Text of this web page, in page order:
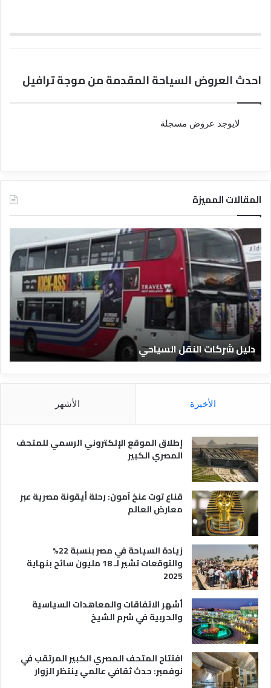
احدث العروض السياحة المقدمة من موجة ترافيل
لايوجد عروض مسجلة
المقالات المميزة
ل
ي
ش
ر
ك
ا
ت
ل
ن
ق
ل
س
ح
ي
دليل شركات النقل السياحي
ا
ر
الأخيرة الأشهر
إطلاق الموقع الإلكتروني الرسمي للمتحف
المصري الكبير
قناع توت عنخ آمون: رحلة أيقونة مصرية عبر
معارض العالم
زيادة السياحة في مصر بنسبة 22%
والتوقعات تشير لـ 18 مليون سائح بنهاية
2025
أشهر الاتفاقات والمعاهدات السياسية
والحربية في شرم الشيخ
افتتاح المتحف المصري الكبير المرتقب في
نوفمبر: حدث ثقافي عالمي ينتظر الزوار